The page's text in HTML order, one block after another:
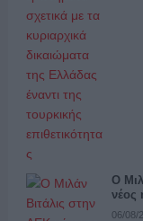
Ο
νέος
06/08/